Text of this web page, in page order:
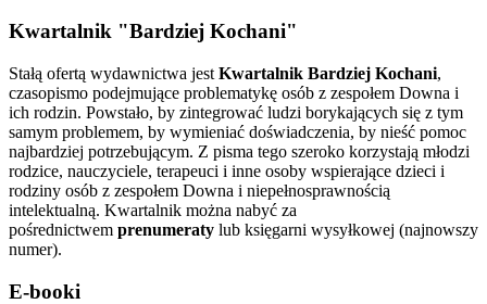
Kwartalnik "Bardziej Kochani"
Stałą ofertą wydawnictwa jest Kwartalnik Bardziej Kochani,
czasopismo podejmujące problematykę osób z zespołem Downa i
ich rodzin. Powstało, by zintegrować ludzi borykających się z tym
samym problemem, by wymieniać doświadczenia, by nieść pomoc
najbardziej potrzebującym. Z pisma tego szeroko korzystają młodzi
rodzice, nauczyciele, terapeuci i inne osoby wspierające dzieci i
rodziny osób z zespołem Downa i niepełnosprawnością
intelektualną. Kwartalnik można nabyć za
pośrednictwem prenumeraty lub księgarni wysyłkowej (najnowszy
numer).
E-booki